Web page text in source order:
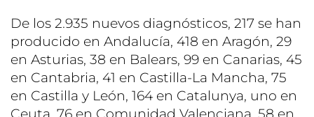
De los 2.935 nuevos diagnósticos, 217 se han
producido en Andalucía, 418 en Aragón, 29
en Asturias, 38 en Balears, 99 en Canarias, 45
en Cantabria, 41 en Castilla-La Mancha, 75
en Castilla y León, 164 en Catalunya, uno en